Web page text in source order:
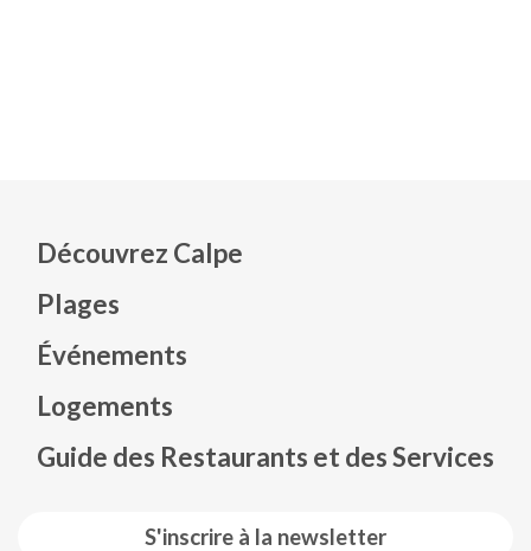
S'inscrire à la newsletter
Découvrez Calpe
Plages
Événements
Logements
Guide des Restaurants et des Services